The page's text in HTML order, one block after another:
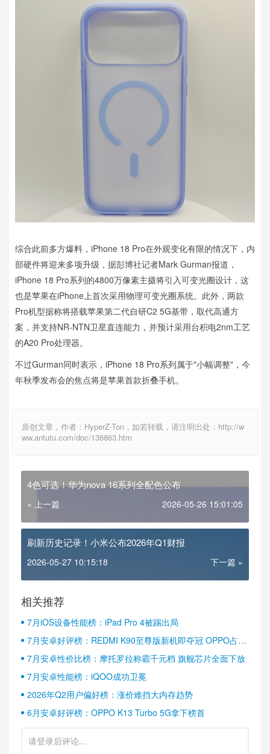
综合此前多方爆料，iPhone 18 Pro在外观变化有限的情况下，内
部硬件将迎来多项升级，据彭博社记者Mark Gurman报道，
iPhone 18 Pro系列的4800万像素主摄将引入可变光圈设计，这
也是苹果在iPhone上首次采用物理可变光圈系统。此外，两款
Pro机型据称将搭载苹果第二代自研C2 5G基带，取代高通方
案，并支持NR-NTN卫星直连能力，并预计采用台积电2nm工艺
的A20 Pro处理器。
不过Gurman同时表示，iPhone 18 Pro系列属于"小幅调整"，今
年秋季发布会的焦点将是苹果首款折叠手机。
原创文章，作者：HyperZ-Ton，如若转载，请注明出处：http://w
ww.antutu.com/doc/136863.htm
4色可选！华为nova 16系列全配色公布
« 上一篇 2026-05-26 15:01:05
刷新历史记录！小米公布2026年Q1财报
2026-05-27 10:15:18 下一篇 »
相关推荐
7月iOS设备性能榜：iPad Pro 4被踢出局
7月安卓好评榜：REDMI K90至尊版新机即夺冠 OPPO占据
半壁江山
7月安卓性价比榜：摩托罗拉称霸千元档 旗舰芯片全面下放
7月安卓性能榜：iQOO成功卫冕
2026年Q2用户偏好榜：涨价难挡大内存趋势
6月安卓好评榜：OPPO K13 Turbo 5G拿下榜首